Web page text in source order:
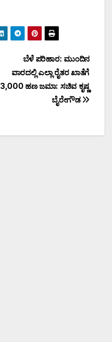
ಬೆಳೆ ಪರಿಹಾರ: ಮುಂದಿನ
ವಾರದಲ್ಲಿ ಎಲ್ಲಾ ರೈತರ ಖಾತೆಗೆ
3,000 ಹಣ ಜಮಾ: ಸಚಿವ ಕೃಷ್ಣ
ಬೈರೇಗೌಡ